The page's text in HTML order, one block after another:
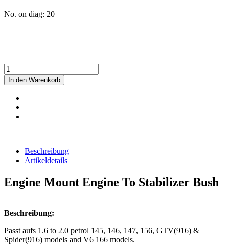
No. on diag: 20
In den Warenkorb
Beschreibung
Artikeldetails
Engine Mount Engine To Stabilizer Bush
Beschreibung:
Passt aufs 1.6 to 2.0 petrol 145, 146, 147, 156, GTV(916) &
Spider(916) models and V6 166 models.